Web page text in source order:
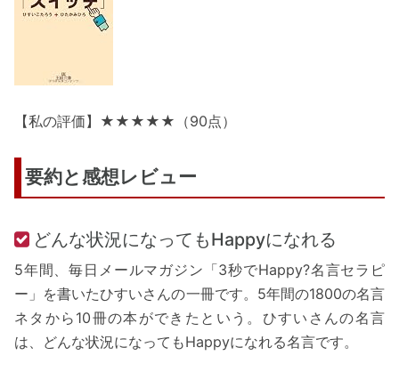
【私の評価】★★★★★（90点）
要約と感想レビュー
どんな状況になってもHappyになれる
5年間、毎日メールマガジン「3秒でHappy?名言セラピ
ー」を書いたひすいさんの一冊です。5年間の1800の名言
ネタから10冊の本ができたという。ひすいさんの名言
は、どんな状況になってもHappyになれる名言です。